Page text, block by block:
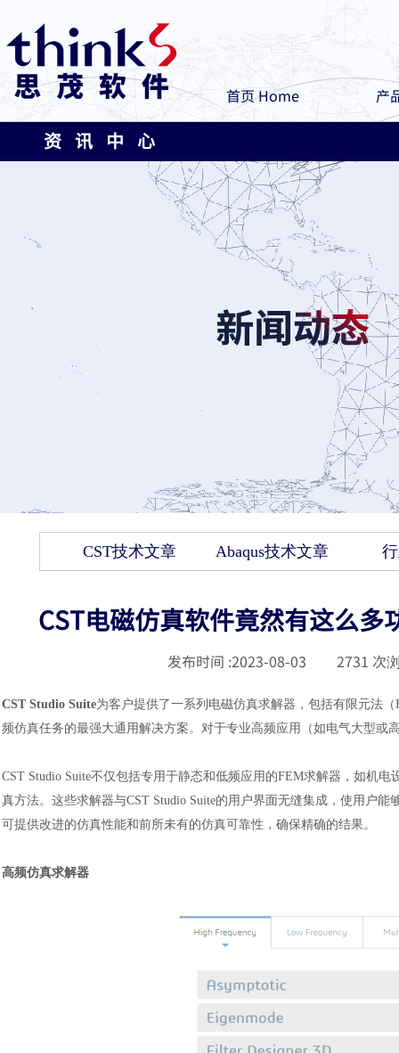
首页 Home 产
资 讯 中 心
CST技术文章 Abaqus技术文章
CST电磁仿真软件竟然有这么
发布时间 :2023-08-03 2731 次
CST Studio Suite为客户提供了一系列电磁仿真求解器，包括有限元法
频仿真任务的最强大通用解决方案。对于专业高频应用（如电气大型或
CST Studio Suite不仅包括专用于静态和低频应用的FEM求解器，如机
真方法。这些求解器与CST Studio Suite的用户界面无缝集成，使用户
可提供改进的仿真性能和前所未有的仿真可靠性，确保精确的结果。
高频仿真求解器